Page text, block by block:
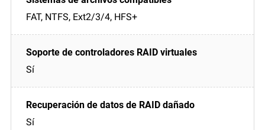
FAT, NTFS, Ext2/3/4, HFS+
Sí
Sí